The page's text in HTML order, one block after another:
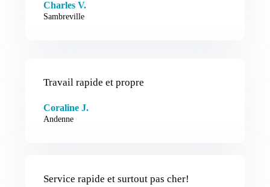
Charles V.
Sambreville
Travail rapide et propre
Coraline J.
Andenne
Service rapide et surtout pas cher!